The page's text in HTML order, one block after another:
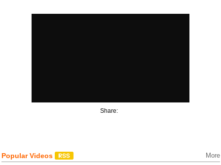
Share:
Popular Videos More